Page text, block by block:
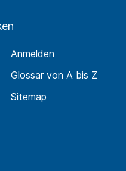
Anmelden
Glossar von A bis Z
Sitemap